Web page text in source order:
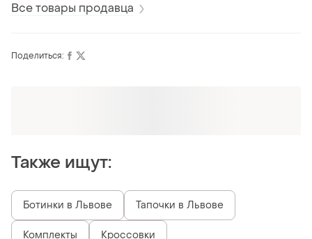
Все товары продавца
Поделиться:
Также ищут:
Ботинки в Львове Тапочки в Львове